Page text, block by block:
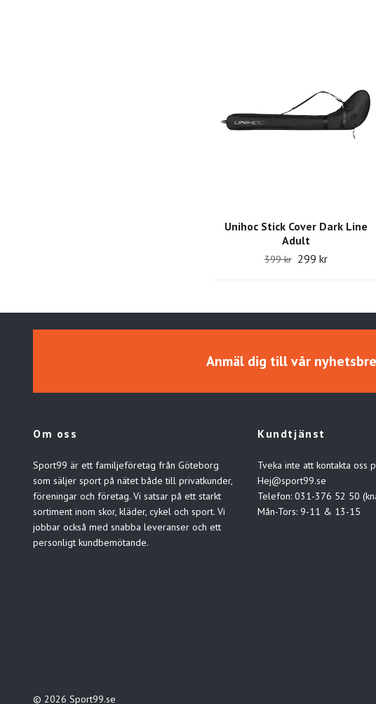
Unihoc Stick Cover Dark Line
Adult
399 kr 299 kr
Anmäl dig till vår
Om oss
Sport99 är ett familjeföretag från Göteborg
som säljer sport på nätet både till privatkunder,
föreningar och företag. Vi satsar på ett starkt
sortiment inom skor, kläder, cykel och sport. Vi
jobbar också med snabba leveranser och ett
personligt kundbemötande.
Kundtjänst
Tveka inte att kontakta oss
Hej@sport99.se
Telefon: 031-376 52 50
Mån-Tors: 9-11 & 13-15
© 2026 Sport99.se